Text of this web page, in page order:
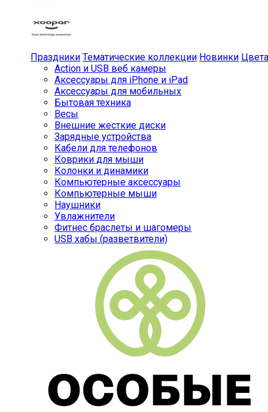
Праздники Тематические коллекции Новинки Цвета
Action и USB веб камеры
Аксессуары для iPhone и iPad
Аксессуары для мобильных
Бытовая техника
Весы
Внешние жесткие диски
Зарядные устройства
Кабели для телефонов
Коврики для мыши
Колонки и динамики
Компьютерные аксессуары
Компьютерные мыши
Наушники
Увлажнители
Фитнес браслеты и шагомеры
USB хабы (разветвители)